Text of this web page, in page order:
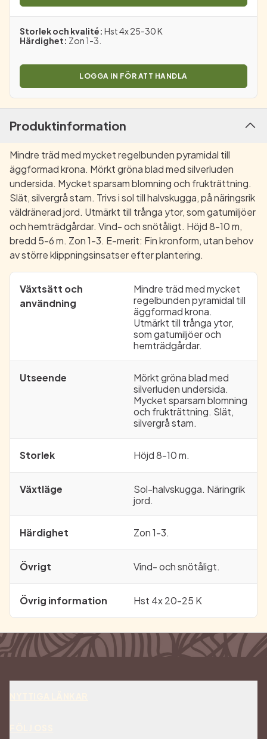
Storlek och kvalité: Hst 4x 25-30 K
Härdighet: Zon 1-3.
LOGGA IN FÖR ATT HANDLA
Produktinformation
Mindre träd med mycket regelbunden pyramidal till
äggformad krona. Mörkt gröna blad med silverluden
undersida. Mycket sparsam blomning och frukträttning.
Slät, silvergrå stam. Trivs i sol till halvskugga, på näringsrik
väldränerad jord. Utmärkt till trånga ytor, som gatumiljöer
och hemträdgårdar. Vind- och snötåligt. Höjd 8-10 m,
bredd 5-6 m. Zon 1-3. E-merit: Fin kronform, utan behov
av större klippningsinsatser efter plantering.
Växtsätt och
användning
Mindre träd med mycket
regelbunden pyramidal till
äggformad krona.
Utmärkt till trånga ytor,
som gatumiljöer och
hemträdgårdar.
Utseende
Mörkt gröna blad med
silverluden undersida.
Mycket sparsam blomning
och frukträttning. Slät,
silvergrå stam.
Storlek Höjd 8-10 m.
Växtläge
Sol-halvskugga. Näringrik
jord.
Härdighet Zon 1-3.
Övrigt Vind- och snötåligt.
Övrig information Hst 4x 20-25 K